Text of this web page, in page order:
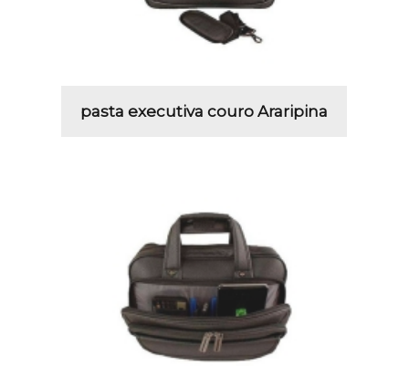
pasta executiva couro Araripina